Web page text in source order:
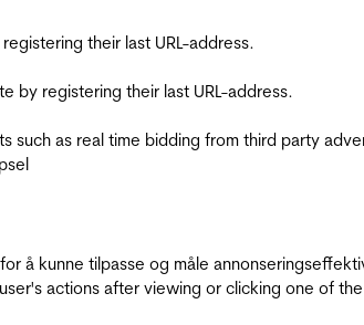
their last URL-address.
by registering their last URL-address.
such as real time bidding from third party
å kunne tilpasse og måle
actions after viewing or clicking one of